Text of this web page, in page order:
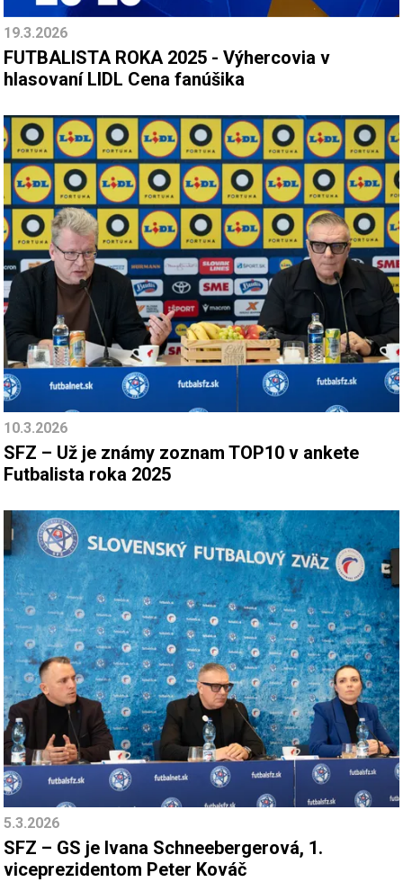
19.3.2026
FUTBALISTA ROKA 2025 - Výhercovia v
hlasovaní LIDL Cena fanúšika
10.3.2026
SFZ – Už je známy zoznam TOP10 v ankete
Futbalista roka 2025
5.3.2026
SFZ – GS je Ivana Schneebergerová, 1.
viceprezidentom Peter Kováč